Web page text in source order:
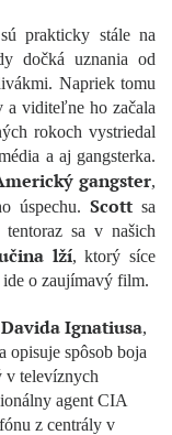
prakticky stále na
dočká uznania od
Napriek tomu
a viditeľne ho začala
rokoch vystriedal
a aj gangsterka.
gangster,
úspechu. Scott sa
sa v našich
lží, ktorý síce
o zaujímavý film.
Davida Ignatiusa,
opisuje spôsob boja
v televíznych
agent CIA
z centrály v